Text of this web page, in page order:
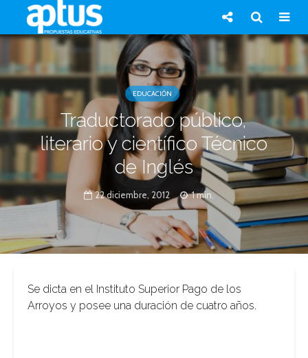
EDUCACIÓN
Traductorado público,
literario y científico Técnico
de Inglés
22 diciembre, 2012 1 min.
Se dicta en el Instituto Superior Pago de los
Arroyos y posee una duración de cuatro años.